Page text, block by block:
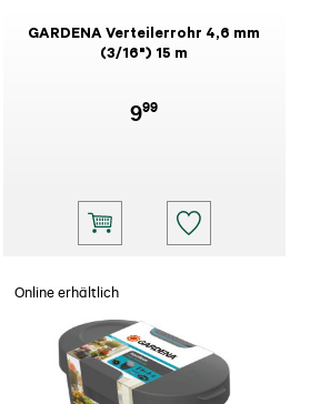
GARDENA Verteilerrohr 4,6 mm
(3/16") 15 m
999
Online erhältlich